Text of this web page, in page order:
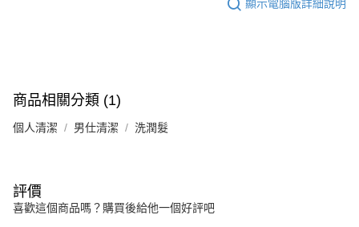
顯示電腦版詳細說明
商品相關分類 (1)
個人清潔 男仕清潔 洗潤髮
評價
喜歡這個商品嗎？購買後給他一個好評吧